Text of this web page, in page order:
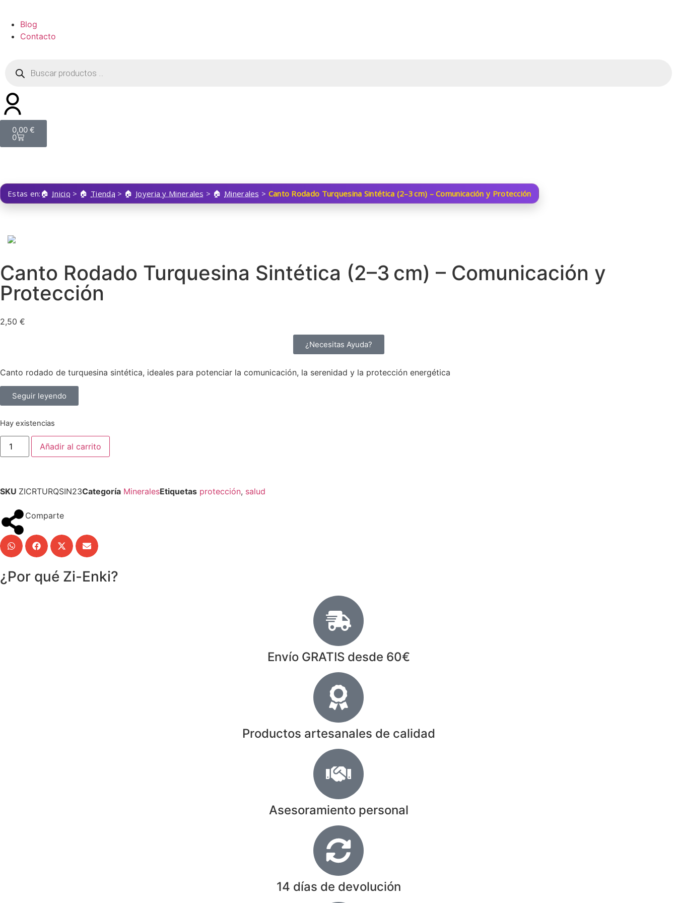
Blog
Contacto
0,00 €
0
Estas en: Inicio > Tienda > Joyeria y Minerales > Minerales > Canto Rodado Turquesina Sintética (2–3 cm) – Comunicación y Protección
Canto Rodado Turquesina Sintética (2–3 cm) – Comunicación y
Protección
2,50 €
¿Necesitas Ayuda?
Canto rodado de turquesina sintética, ideales para potenciar la comunicación, la serenidad y la protección energética
Seguir leyendo
Hay existencias
Añadir al carrito
SKU ZICRTURQSIN23Categoría MineralesEtiquetas protección, salud
Comparte
¿Por qué Zi-Enki?
Envío GRATIS desde 60€
Productos artesanales de calidad
Asesoramiento personal
14 días de devolución